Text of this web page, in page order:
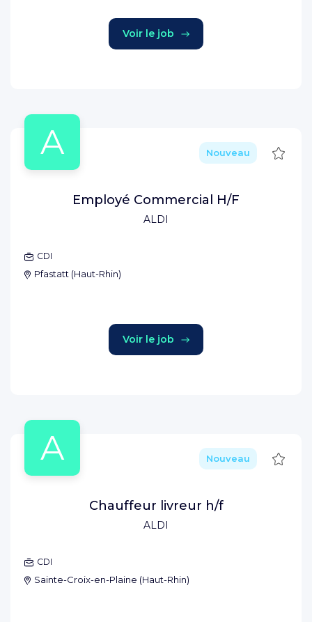
Voir le job
A
ALDI
Nouveau
Employé Commercial H/F
CDI
Pfastatt (Haut-Rhin)
Voir le job
A
ALDI
Nouveau
Chauffeur livreur h/f
CDI
Sainte-Croix-en-Plaine (Haut-Rhin)